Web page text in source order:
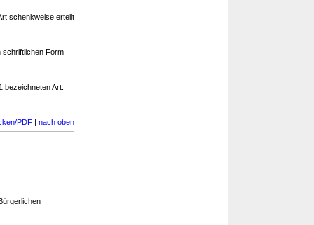
schenkweise erteilt
schriftlichen Form
bezeichneten Art.
PDF | nach oben